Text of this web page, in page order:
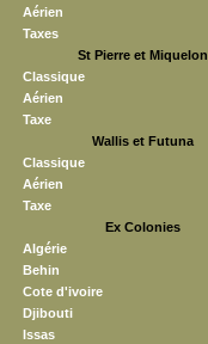
Aérien
Taxes
St Pierre et Miquelon
Classique
Aérien
Taxe
Wallis et Futuna
Classique
Aérien
Taxe
Ex Colonies
Algérie
Behin
Cote d'ivoire
Djibouti
Issas